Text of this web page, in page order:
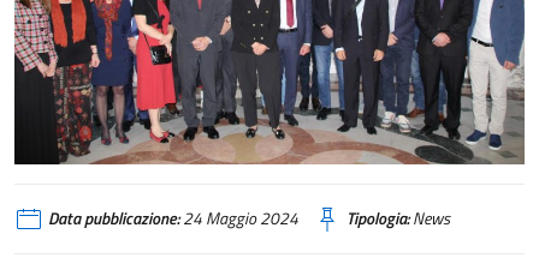
Data pubblicazione:24 Maggio 2024 Tipologia:News